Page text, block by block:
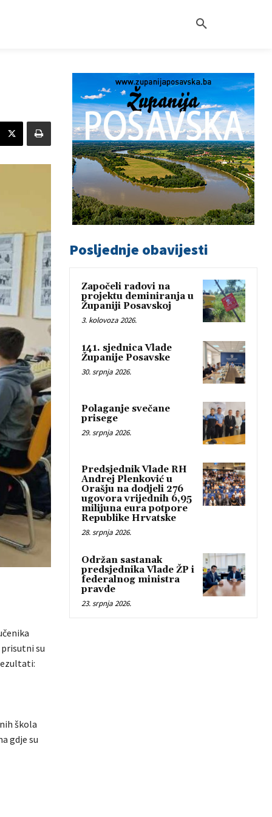
su
škola
gdje su
Posljednje obavijesti
Započeli radovi na
projektu deminiranja u
Županiji Posavskoj
3. kolovoza 2026.
141. sjednica Vlade
Županije Posavske
30. srpnja 2026.
Polaganje svečane
prisege
29. srpnja 2026.
Predsjednik Vlade RH
Andrej Plenković u
Orašju na dodjeli 276
ugovora vrijednih 6,95
milijuna eura potpore
Republike Hrvatske
28. srpnja 2026.
Održan sastanak
predsjednika Vlade ŽP i
federalnog ministra
pravde
23. srpnja 2026.